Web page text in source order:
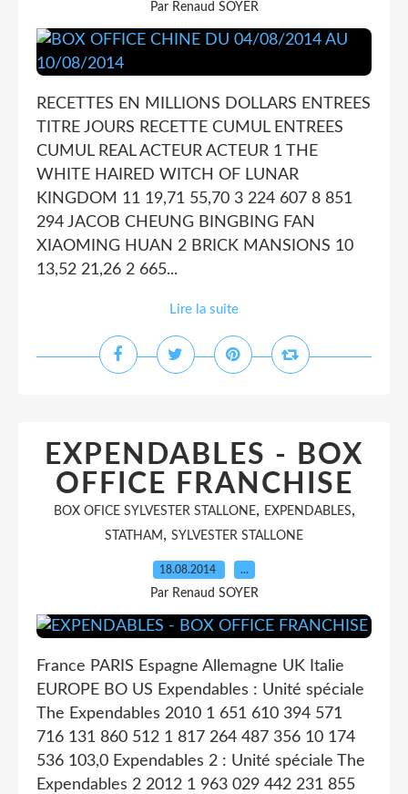
Par Renaud SOYER
RECETTES EN MILLIONS DOLLARS ENTREES
TITRE JOURS RECETTE CUMUL ENTREES
CUMUL REAL ACTEUR ACTEUR 1 THE
WHITE HAIRED WITCH OF LUNAR
KINGDOM 11 19,71 55,70 3 224 607 8 851
294 JACOB CHEUNG BINGBING FAN
XIAOMING HUAN 2 BRICK MANSIONS 10
13,52 21,26 2 665...
Lire la suite
EXPENDABLES - BOX
OFFICE FRANCHISE
BOX OFICE SYLVESTER STALLONE, EXPENDABLES,
STATHAM , SYLVESTER STALLONE
18.08.2014 …
Par Renaud SOYER
France PARIS Espagne Allemagne UK Italie
EUROPE BO US Expendables : Unité spéciale
The Expendables 2010 1 651 610 394 571
716 131 860 512 1 817 264 487 356 10 174
536 103,0 Expendables 2 : Unité spéciale The
Expendables 2 2012 1 963 029 442 231 855